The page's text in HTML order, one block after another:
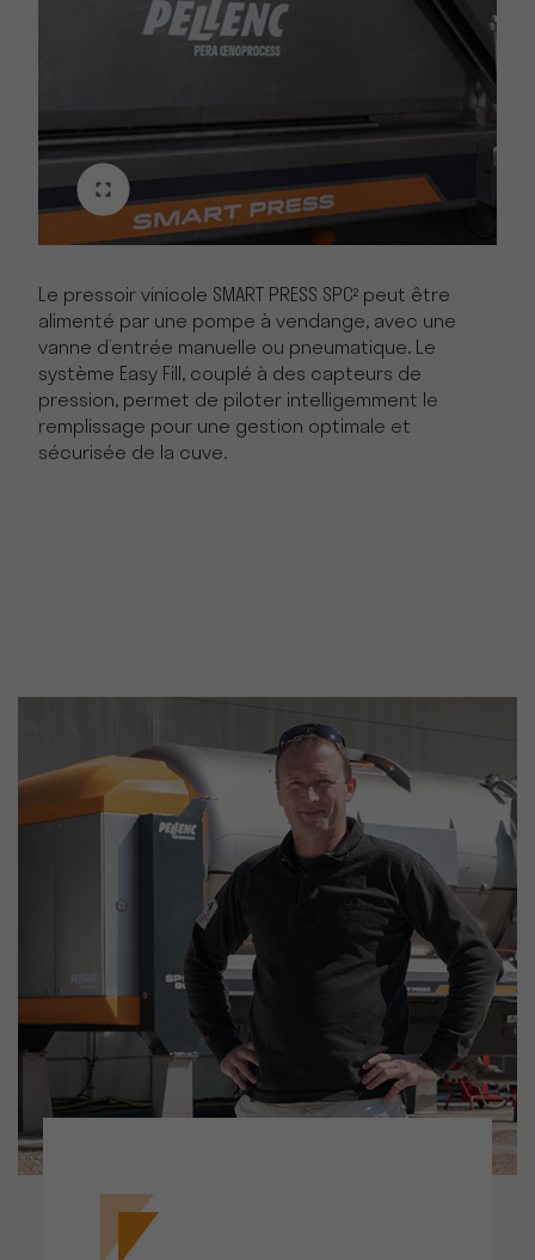
Le pressoir vinicole SMART PRESS SPC² peut être
alimenté par une pompe à vendange, avec une
vanne d’entrée manuelle ou pneumatique. Le
système Easy Fill, couplé à des capteurs de
pression, permet de piloter intelligemment le
remplissage pour une gestion optimale et
sécurisée de la cuve.